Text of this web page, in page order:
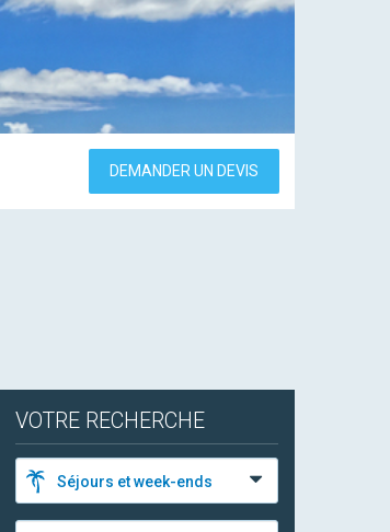
DEMANDER UN DEVIS
VOTRE RECHERCHE
Séjours et week-ends